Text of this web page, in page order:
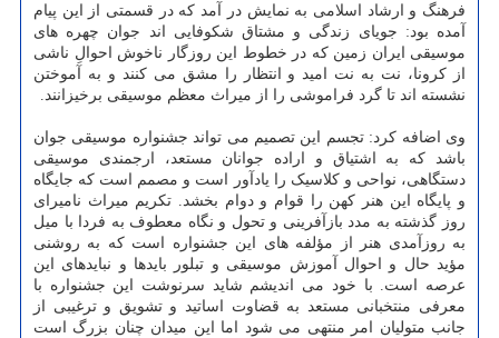
فرهنگ و ارشاد اسلامی به نمایش در آمد که در قسمتی از این پیام
آمده بود: جویای زندگی و مشتاق شکوفایی اند جوان چهره های
موسیقی ایران زمین که در خطوط این روزگار ناخوش احوالِ ناشی
از کرونا، نت به نت امید و انتظار را مشق می کنند و به آموختن
نشسته اند تا گرد فراموشی را از میراث معظم موسیقی برخیزانند.
وی اضافه کرد: تجسم این تصمیم می تواند جشنواره موسیقی جوان
باشد که به اشتیاق و اراده جوانان مستعد، ارجمندی موسیقی
دستگاهی، نواحی و کلاسیک را یادآور است و مصمم است که جایگاه
و پایگاه این هنر کهن را قوام و دوام بخشد. تکریم میراث نامیرای
روز گذشته به مدد بازآفرینی و تحول و نگاه معطوف به فردا با میل
به روزآمدی هنر از مؤلفه های این جشنواره است که به روشنی
مؤید حال و احوال آموزش موسیقی و تبلور بایدها و نبایدهای این
عرصه است. با خود می اندیشم شاید سرنوشت این جشنواره با
معرفی منتخبانی مستعد به قضاوت اساتید و تشویق و ترغیبی از
جانب متولیان امر منتهی می شود اما این میدان چنان بزرگ است